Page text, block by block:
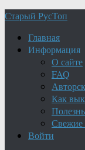
Старый РусТоп
Главная
Информация
О сайте
FAQ
Как
Свежие
Войти